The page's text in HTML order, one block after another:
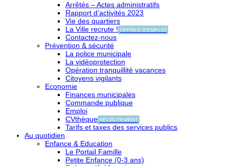
Arrêtés – Actes administratifs
Rapport d’activités 2023
Vie des quartiers
La Ville recrute ! OFFRES D'EMPLOI
Contactez-nous
Prévention & sécurité
La police municipale
La vidéoprotection
Opération tranquillité vacances
Citoyens vigilants
Economie
Finances municipales
Commande publique
Emploi
CVthèque RECRUTEMENT
Tarifs et taxes des services publics
Au quotidien
Enfance & Education
Le Portail Famille
Petite Enfance (0-3 ans)